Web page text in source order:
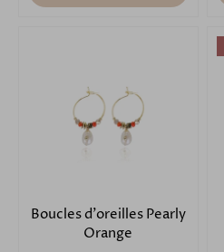
Boucles d'oreilles Pearly
Orange